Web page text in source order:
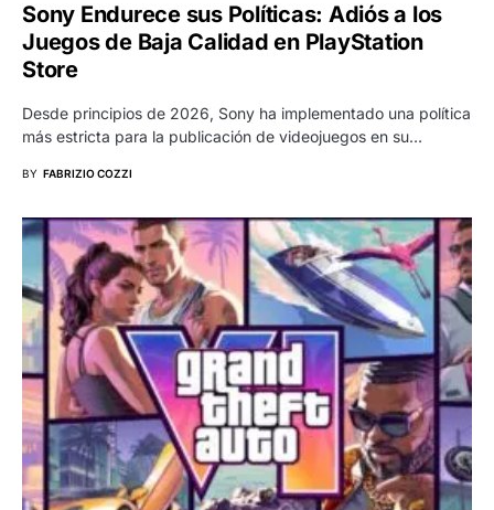
Sony Endurece sus Políticas: Adiós a los
Juegos de Baja Calidad en PlayStation
Store
Desde principios de 2026, Sony ha implementado una política
más estricta para la publicación de videojuegos en su…
BY FABRIZIO COZZI